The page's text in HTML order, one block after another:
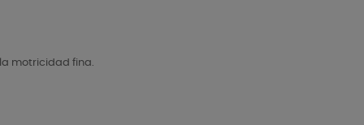
motricidad fina.